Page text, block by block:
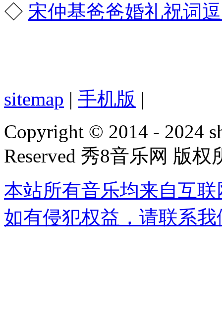
◇ 宋仲基爸爸婚礼祝词
sitemap | 手机版 |
Copyright © 2014 - 2024
Reserved 秀8音乐网 版权
本站所有音乐均来自互
如有侵犯权益，请联系